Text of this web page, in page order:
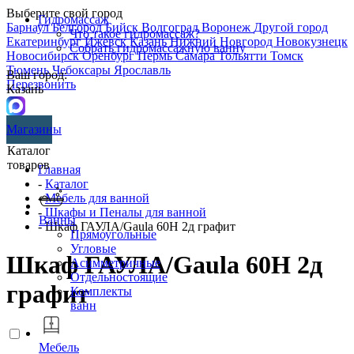
Выберите свой город
БарнаулБелгородБийск ВолгоградВоронеж Другой город
ЕкатеринбургИжевскКазаньНижний Новгород Новокузнецк
НовосибирскОренбургПермьСамараТольятти Томск
ТюменьЧебоксары Ярославль
Перезвонить
Гидромассаж
Что такое гидромассаж?
Собрать гидромассажную ванну
Ваш город:
Казань
Магазины
Каталог
товаров
Ванны
Прямоугольные
Угловые
Асимметричные
Отдельностоящие
Комплекты
ванн
Мебель
Главная
- Каталог
-Мебель для ванной
- Шкафы и Пеналы для ванной
- Шкаф ГАУЛА/Gaula 60Н 2д графит
Шкаф ГАУЛА/Gaula 60Н 2д
графит